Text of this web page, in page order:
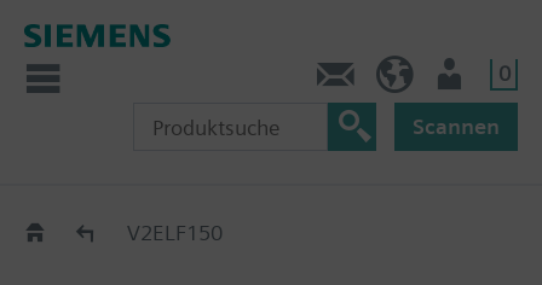
0
Scannen
Old2NewV2ELF150